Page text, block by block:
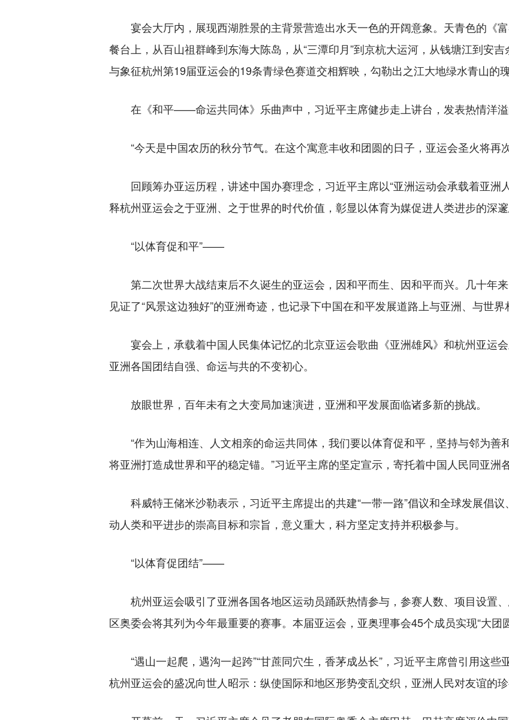
宴会大厅内，展现西湖胜景的主背景营造出水天一色的开阔意象。天青色的《
餐台上，从百山祖群峰到东海大陈岛，从“三潭印月”到京杭大运河，从钱塘江到安
与象征杭州第19届亚运会的19条青绿色赛道交相辉映，勾勒出之江大地绿水青山的瑰
在《和平——命运共同体》乐曲声中，习近平主席健步走上讲台，发表热情洋溢
“今天是中国农历的秋分节气。在这个寓意丰收和团圆的日子，亚运会圣火将再
回顾筹办亚运历程，讲述中国办赛理念，习近平主席以“亚洲运动会承载着亚洲
释杭州亚运会之于亚洲、之于世界的时代价值，彰显以体育为媒促进人类进步的深邃
“以体育促和平”——
第二次世界大战结束后不久诞生的亚运会，因和平而生、因和平而兴。几十年
见证了“风景这边独好”的亚洲奇迹，也记录下中国在和平发展道路上与亚洲、与世界
宴会上，承载着中国人民集体记忆的北京亚运会歌曲《亚洲雄风》和杭州亚运
亚洲各国团结自强、命运与共的不变初心。
放眼世界，百年未有之大变局加速演进，亚洲和平发展面临诸多新的挑战。
“作为山海相连、人文相亲的命运共同体，我们要以体育促和平，坚持与邻为善
将亚洲打造成世界和平的稳定锚。”习近平主席的坚定宣示，寄托着中国人民同亚洲
科威特王储米沙勒表示，习近平主席提出的共建“一带一路”倡议和全球发展倡议
动人类和平进步的崇高目标和宗旨，意义重大，科方坚定支持并积极参与。
“以体育促团结”——
杭州亚运会吸引了亚洲各国各地区运动员踊跃热情参与，参赛人数、项目设置
区奥委会将其列为今年最重要的赛事。本届亚运会，亚奥理事会45个成员实现“大团圆
“遇山一起爬，遇沟一起跨”“甘蔗同穴生，香茅成丛长”，习近平主席曾引用这些
杭州亚运会的盛况向世人昭示：纵使国际和地区形势变乱交织，亚洲人民对友谊的